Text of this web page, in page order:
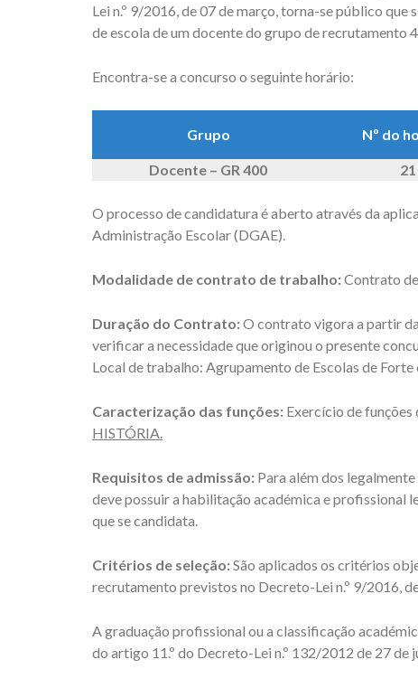
Lei n.º 9/2016, de 07 de março, torna-se público
de escola de um docente do grupo de recrutamento
Encontra-se a concurso o seguinte horário:
Grupo Nº do
Docente – GR 400 21
O processo de candidatura é aberto através da
Administração Escolar (DGAE).
Modalidade de contrato de trabalho:Contrato
Duração do Contrato:O contrato vigora a partir
verificar a necessidade que originou o presente
Local de trabalho: Agrupamento de Escolas de Forte
Caracterização das funções: Exercício de
HISTÓRIA.
Requisitos de admissão: Para além dos
deve possuir a habilitação académica e profissional
que se candidata.
Critérios de seleção:São aplicados os critérios
recrutamento previstos no Decreto-Lei n.º 9/2016,
A graduação profissional ou a classificação
do artigo 11.º do Decreto-Lei n.º 132/2012 de 27 de